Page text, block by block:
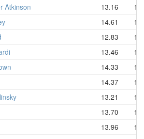
Atkinson 13.16
14.61
12.83
13.46
14.33
14.37
13.21
13.70
13.96